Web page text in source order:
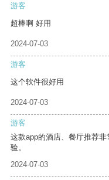
游客
超棒啊 好用
2024-07-03
游客
这个软件很好用
2024-07-03
游客
这款app的酒店、餐厅推荐
验。
2024-07-03